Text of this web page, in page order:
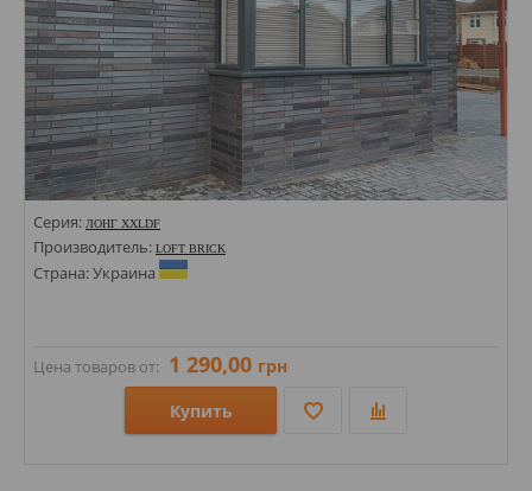
Серия: ЛОНГ XXLDF
Производитель: LOFT BRICK
Страна: Украина
Цена товаров от: 1 290,00 грн
Купить